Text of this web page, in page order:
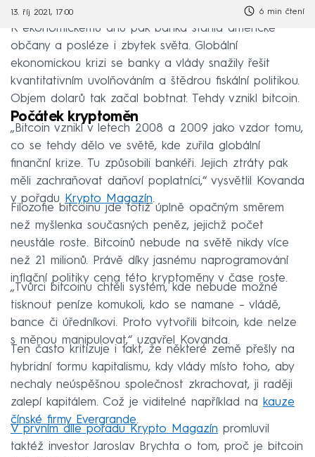
13. říj 2021, 17:00 6 min čtení
K ekonomickému dnu pak banka stáhla americké
občany a posléze i zbytek světa. Globální
ekonomickou krizi se banky a vlády snažily řešit
kvantitativním uvolňováním a štědrou fiskální politikou.
Objem dolarů tak začal bobtnat. Tehdy vznikl bitcoin.
Počátek kryptoměn
„Bitcoin vznikl v letech 2008 a 2009 jako vzdor tomu,
co se tehdy dělo ve světě, kde zuřila globální
finanční krize. Tu způsobili bankéři. Jejich ztráty pak
měli zachraňovat daňoví poplatníci,“ vysvětlil Kovanda
v pořadu
Krypto Magazín.
Filozofie bitcoinu jde totiž úplně opačným směrem
než myšlenka současných peněz, jejichž počet
neustále roste. Bitcoinů nebude na světě nikdy více
než 21 milionů. Právě díky jasnému naprogramování
inflační politiky cena této kryptoměny v čase roste.
„Tvůrci bitcoinu chtěli systém, kde nebude možné
tisknout peníze komukoli, kdo se namane – vládě,
bance či úředníkovi. Proto vytvořili bitcoin, kde nelze
s měnou manipulovat,“ uzavřel Kovanda.
Ten často kritizuje i fakt, že některé země přešly na
hybridní formu kapitalismu, kdy vlády místo toho, aby
nechaly neúspěšnou společnost zkrachovat, ji raději
zalepí kapitálem. Což je viditelné například na kauze
čínské firmy Evergrande.
V prvním díle pořadu Krypto Magazín promluvil
taktéž investor Jaroslav Brychta o tom, proč je bitcoin